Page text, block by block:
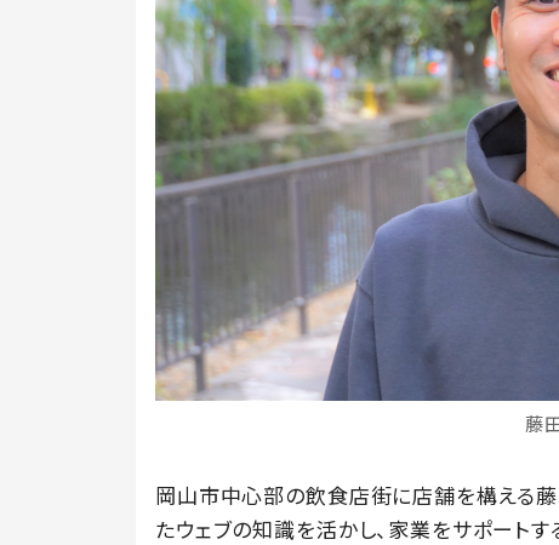
藤
岡山市中心部の飲食店街に店舗を構える
たウェブの知識を活かし、家業をサポート